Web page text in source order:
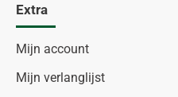
Extra
Mijn account
Mijn verlanglijst